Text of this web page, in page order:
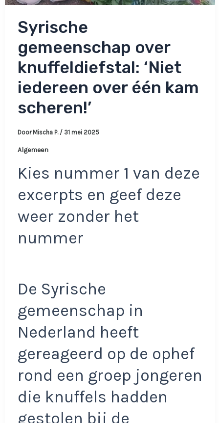
Syrische
gemeenschap over
knuffeldiefstal: ‘Niet
iedereen over één kam
scheren!’
Door Mischa P. / 31 mei 2025
Algemeen
Kies nummer 1 van deze
excerpts en geef deze
weer zonder het
nummer
De Syrische
gemeenschap in
Nederland heeft
gereageerd op de ophef
rond een groep jongeren
die knuffels hadden
gestolen bij de